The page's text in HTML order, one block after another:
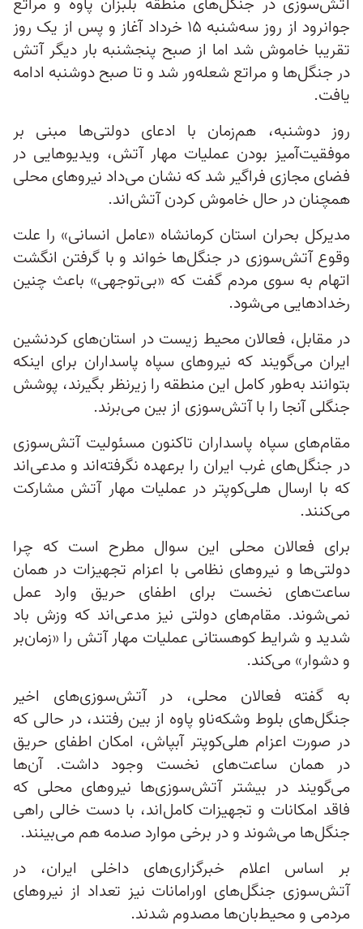
جوانرود از روز سه‌شنبه ۱۵ خرداد آغاز و پس از یک روز
تقریبا خاموش شد اما از صبح پنجشنبه بار دیگر آتش
در جنگل‌ها و مراتع شعله‌ور شد و تا صبح دوشنبه ادامه
یافت.
روز دوشنبه، هم‌زمان با ادعای دولتی‌ها مبنی بر
موفقیت‌آمیز بودن عملیات مهار آتش، ویدیوهایی در
فضای مجازی فراگیر شد که نشان می‌داد نیروهای محلی
همچنان در حال خاموش کردن آتش‌اند.
مدیرکل بحران استان کرمانشاه «عامل انسانی» را علت
وقوع آتش‌سوزی در جنگل‌ها خواند و با گرفتن انگشت
اتهام به سوی مردم گفت که «بی‌توجهی» باعث چنین
رخدادهایی می‌شود.
در مقابل، فعالان محیط‌ زیست در استان‌های کردنشین
ایران می‌گویند که نیروهای سپاه پاسداران برای اینکه
بتوانند به‌طور کامل این منطقه را زیرنظر بگیرند، پوشش
جنگلی آنجا را با آتش‌سوزی‌ از بین می‌برند.
مقام‌های سپاه پاسداران تاکنون مسئولیت آتش‌سوزی
در جنگل‌های غرب ایران را برعهده نگرفته‌اند و مدعی‌اند
که با ارسال هلی‌کوپتر در عملیات مهار آتش مشارکت
می‌کنند.
برای فعالان محلی این سوال مطرح است که چرا
دولتی‌ها و نیروهای نظامی با اعزام تجهیزات در همان
ساعت‌های نخست برای اطفای حریق وارد عمل
نمی‌شوند. مقام‌های دولتی نیز مدعی‌اند که وزش باد
شدید و شرایط کوهستانی عملیات مهار آتش را «زمان‌بر
و دشوار» می‌کند.
به گفته فعالان محلی، در آتش‌سوزی‌های اخیر
جنگل‌های بلوط وشکه‌ناو پاوه از بین رفتند، در حالی‌ که
در صورت اعزام هلی‌کوپتر آبپاش، امکان اطفای حریق
در همان ساعت‌های نخست وجود داشت. آن‌ها
می‌گویند در بیشتر آتش‌سوزی‌ها نیروهای محلی که
فاقد امکانات و تجهیزات کامل‌اند، با دست خالی راهی
جنگل‌ها می‌شوند و در برخی موارد صدمه هم می‌بینند.
بر اساس اعلام خبرگزاری‌های داخلی ایران، در
آتش‌سوزی‌ جنگل‌های اورامانات نیز تعداد از نیروهای
مردمی و محیط‌‌بان‌ها مصدوم شدند.